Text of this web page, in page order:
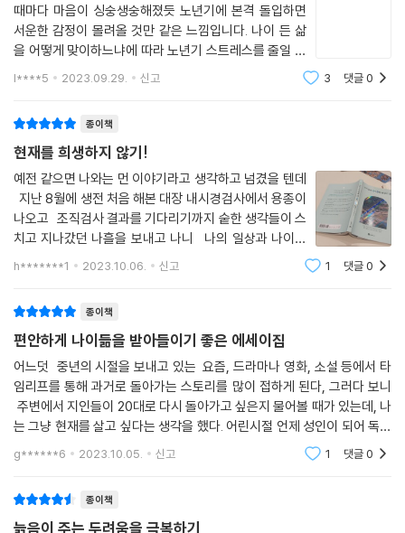
3. ‘시간 활용성’입니다. 자신의 취미와 관심사에 더 많은 시간을 할애할 수
있습니다. “자녀들이 크면 시간적으로 여유가 생겨서 취미 활동이나 자원
봉사를 할 수 있지요.”
4. ‘자율성과 독립성’입니다. 보다 자유롭고 독립적으로 내 삶을 결정하며,
타인의 시선과 기대에 영향받지 않고 원하는 대로 살아갈 수 있습니다. “젊
음이나 아름다움에 얽매이지 않아서 편하지요.”
5. ‘공헌의 역할’입니다. 책임감이나 압박에서 벗어나 편하게 일하고, 아낌
없이 도움을 줄 수 있는 것이지요. “중심 세대를 받쳐줄 수 있는 역할을 할
오늘의 삶에 집중하는 것이 중요합니다.
사실 의학과 생활 기술의 발달로 우리는 조금 더 젊게, 더 많은 것을 누리
며, 활동적으로 노년을 보낼 수 있게 되었습니다. 이는 분명 축복입니다. 하
지만 이 축복이 영원한 것은 아닙니다. 그럼에도 우리는 나이보다 젊게 사
는 걸 동경하고, 안티에이징으로 세월을 미루려고 합니다. 이렇게 젊음에
집착하다 보면 노년의 삶을 받아들이기가 더 힘들어질 뿐입니다. 기술은
끝인 걸까요?
때마다 마음이 싱숭생숭해졌듯 노년기에 본격 돌입하면
서운한 감정이 몰려올 것만 같은 느낌입니다. 나이 든 삶
을 어떻게 맞이하느냐에 따라 노년기 스트레스를 줄일 수
l****5 2023.09.29. 신고 3 댓글0
종이책
현재를 희생하지 않기!
예전 같으면 나와는 먼 이야기라고 생각하고 넘겼을 텐데
나오고 조직검사 결과를 기다리기까지 숱한 생각들이 스
치고 지나갔던 나흘을 보내고 나니 나의 일상과 나이들
어감이 완전히 분리되어 있지는 않다는 걸 실감했다. 더
h*******1 2023.10.06. 신고 1 댓글0
종이책
편안하게 나이듦을 받아들이기 좋은 에세이집
어느덧 중년의 시절을 보내고 있는 요즘, 드라마나 영화, 소설 등에서 타
임리프를 통해 과거로 돌아가는 스토리를 많이 접하게 된다, 그러다 보니
주변에서 지인들이 20대로 다시 돌아가고 싶은지 물어볼 때가 있는데, 나
는 그냥 현재를 살고 싶다는 생각을 했다. 어린시절 언제 성인이 되어 독립
을 할까 고민을 했었는데, 이제는 어떻게 하면 노후를 잘 보낼 수 있을까를
고민하게
g******6 2023.10.05. 신고 1 댓글0
종이책
늙음이 주는 두려움을 극복하기